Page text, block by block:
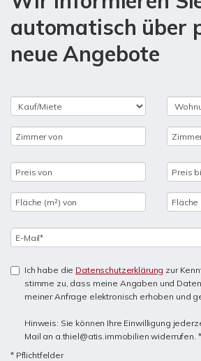
automatisch über
neue Angebote
Ich habe die Datenschutzerklärung zur
stimme zu, dass meine Angaben und
meiner Anfrage elektronisch erhoben und
Hinweis: Sie können Ihre Einwilligung
Mail an a.thiel@atis.immobilien widerrufen. *
* Pflichtfelder